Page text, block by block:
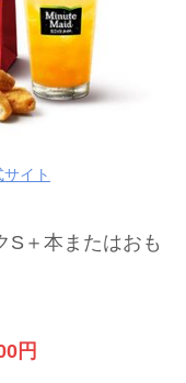
イト
S＋本またはおも
円